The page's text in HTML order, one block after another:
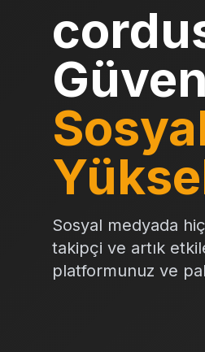
Sosyal medyada
takipçi ve artık
platformunuz ve